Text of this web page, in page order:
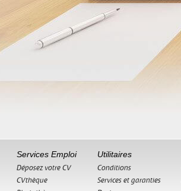
Services Emploi
Déposez votre CV
CVthèque
Utilitaires
Conditions
Services et garanties